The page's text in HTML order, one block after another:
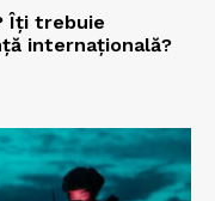
Îți trebuie
internațională?